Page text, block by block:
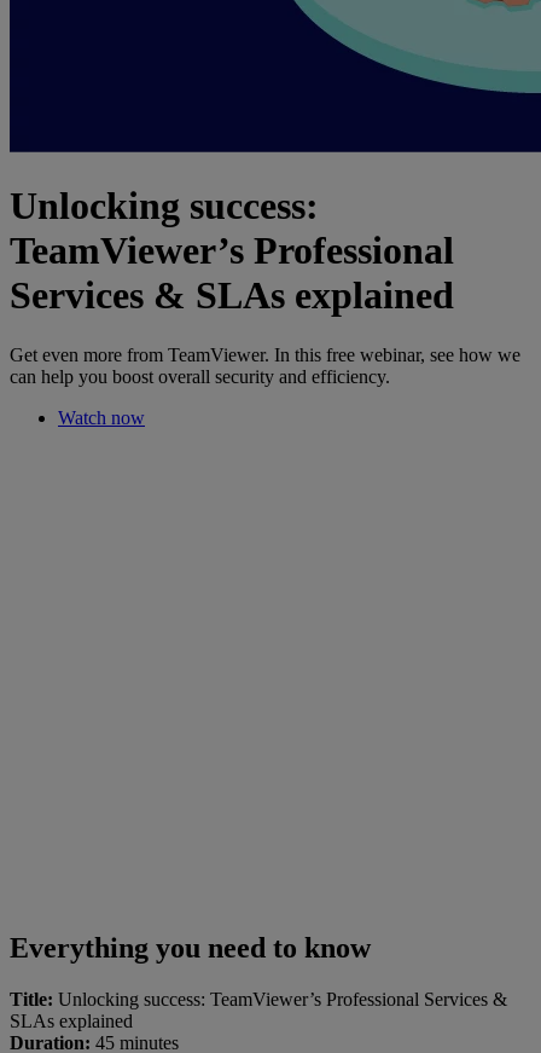
Unlocking success:
TeamViewer’s Professional
Services & SLAs explained
Get even more from TeamViewer. In this free webinar, see how we
can help you boost overall security and efficiency.
Watch now
Everything you need to know
Title: Unlocking success: TeamViewer’s Professional Services &
SLAs explained
Duration: 45 minutes